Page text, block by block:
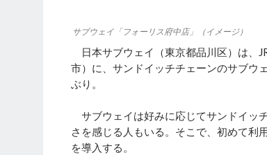
サブウェイ「フォーリス府中店」（イメージ）
日本サブウェイ（東京都品川区）は、
市）に、サンドイッチチェーンのサブウ
ぶり。
サブウェイは好みに応じてサンドイッ
さを感じる人もいる。そこで、初めて利
を導入する。